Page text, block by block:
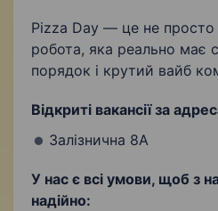
Pizza Day — це не
робота, яка реально має
порядок і крутий вайб
Відкриті вакансії за
Залізнична 8А
У нас є всі умови, щоб з
надійно: